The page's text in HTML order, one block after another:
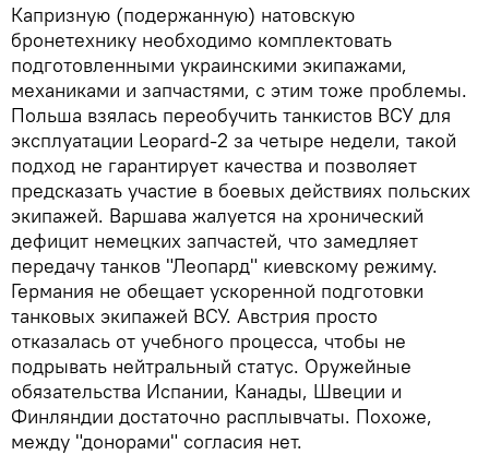
Капризную (подержанную) натовскую
бронетехнику необходимо комплектовать
подготовленными украинскими экипажами,
механиками и запчастями, с этим тоже проблемы.
Польша взялась переобучить танкистов ВСУ для
эксплуатации Leopard-2 за четыре недели, такой
подход не гарантирует качества и позволяет
предсказать участие в боевых действиях польских
экипажей. Варшава жалуется на хронический
дефицит немецких запчастей, что замедляет
передачу танков "Леопард" киевскому режиму.
Германия не обещает ускоренной подготовки
танковых экипажей ВСУ. Австрия просто
отказалась от учебного процесса, чтобы не
подрывать нейтральный статус. Оружейные
обязательства Испании, Канады, Швеции и
Финляндии достаточно расплывчаты. Похоже,
между "донорами" согласия нет.